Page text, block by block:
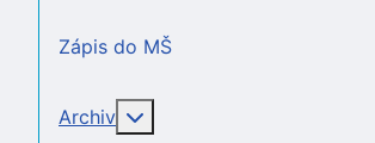
Zápis do MŠ
Archiv